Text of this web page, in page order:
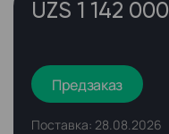
UZS 1 142 000
Предзаказ
Поставка: 28.08.2026